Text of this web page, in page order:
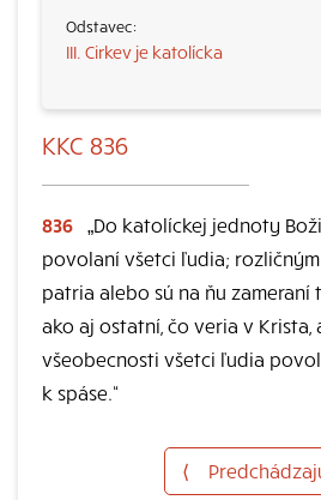
III. Cirkev je katolícka
KKC 836
836 „Do katolíckej jednoty
povolaní všetci ľudia;
patria alebo sú na ňu zameraní
ako aj ostatní, čo veria v Krista,
všeobecnosti všetci ľudia
k spáse.“
⟨